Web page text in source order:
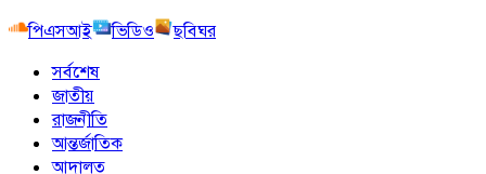
পিএসআই
ভিডিও
ছবিঘর
সর্বশেষ
জাতীয়
রাজনীতি
আন্তর্জাতিক
আদালত